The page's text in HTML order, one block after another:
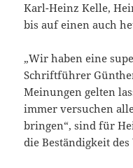
Karl-Heinz Kelle,
bis auf einen auch
„Wir haben eine
Schriftführer
Meinungen gelten
immer versuchen
bringen“, sind für
die Beständigkeit des